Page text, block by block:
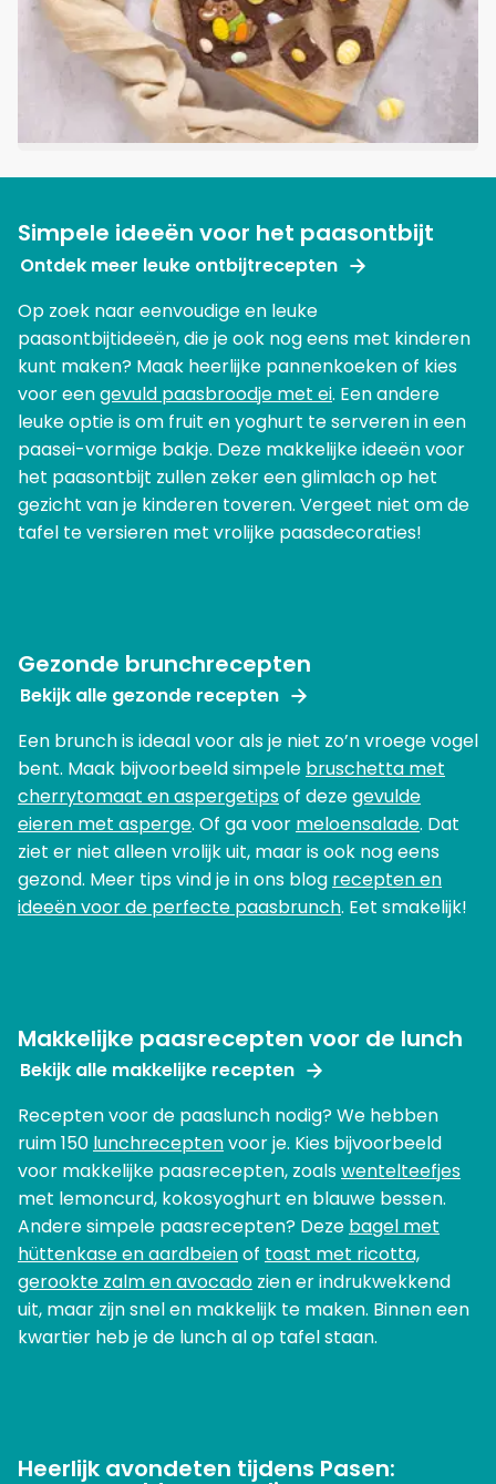
Simpele ideeën voor het paasontbijt
Ontdek meer leuke ontbijtrecepten
Op zoek naar eenvoudige en leuke
paasontbijtideeën, die je ook nog eens met kinderen
kunt maken? Maak heerlijke pannenkoeken of kies
voor eengevuld paasbroodje met ei. Een andere
leuke optie is om fruit en yoghurt te serveren in een
paasei-vormige bakje. Deze makkelijke ideeën voor
het paasontbijt zullen zeker een glimlach op het
gezicht van je kinderen toveren. Vergeet niet om de
tafel te versieren met vrolijke paasdecoraties!
Gezonde brunchrecepten
Bekijk alle gezonde recepten
Een brunch is ideaal voor als je niet zo’n vroege vogel
bent. Maak bijvoorbeeld simpele bruschetta met
cherrytomaat en aspergetipsof dezegevulde
eieren met asperge. Of ga voor meloensalade. Dat
ziet er niet alleen vrolijk uit, maar is ook nog eens
gezond. Meer tips vind je in ons blog recepten en
ideeën voor de perfecte paasbrunch. Eet smakelijk!
Makkelijke paasrecepten voor de lunch
Bekijk alle makkelijke recepten
Recepten voor de paaslunch nodig? We hebben
ruim 150 lunchreceptenvoor je. Kies bijvoorbeeld
voor makkelijke paasrecepten, zoalswentelteefjes
met lemoncurd, kokosyoghurt en blauwe bessen.
Andere simpele paasrecepten? Deze bagel met
hüttenkase en aardbeienof toast met ricotta,
gerookte zalm en avocado zien er indrukwekkend
uit, maar zijn snel en makkelijk te maken. Binnen een
kwartier heb je de lunch al op tafel staan.
Heerlijk avondeten tijdens Pasen: